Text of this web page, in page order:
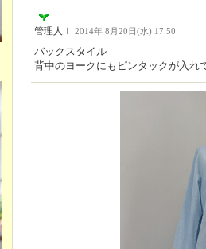
管理人Ｉ 2014年 8月20日(水) 17:50
バックスタイル
背中のヨークにもピンタックが入れ